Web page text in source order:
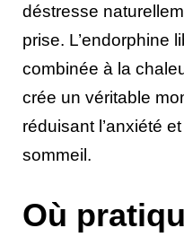
déstresse
prise. L’endorphine
combinée à la
crée un véritable
réduisant l’anxiété
sommeil.
Où